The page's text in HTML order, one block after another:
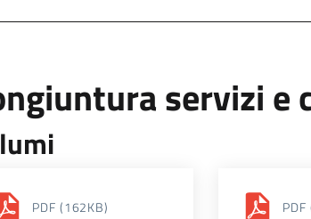
servizi e
PDF (162KB) PDF